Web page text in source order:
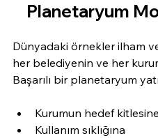
Planetaryum
Dünyadaki örnekler ilham
her belediyenin ve her
Başarılı bir planetaryum
Kurumun hedef kitlesine
Kullanım sıklığına